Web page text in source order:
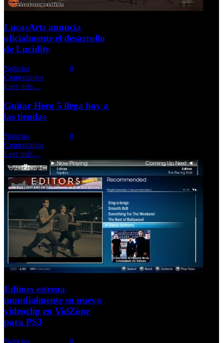
LucasArts anuncia
oficialmente el desarrollo
de Lucidity
Noticias
0
Comentarios
Leer más ...
Guitar Hero 5 llega hoy a
las tiendas
Noticias
0
Comentarios
Leer más ...
Editors estrena
mundialmente su nuevo
videoclip en VidZone
para PS3
Noticias 0